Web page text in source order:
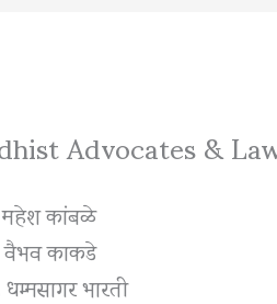
Advocates &
कांबळे
काकडे
भारती